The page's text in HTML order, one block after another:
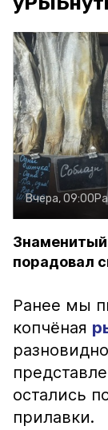
Вчера, 09:00
порадовал
Ранее мы
копчёная
остались
прилавки.